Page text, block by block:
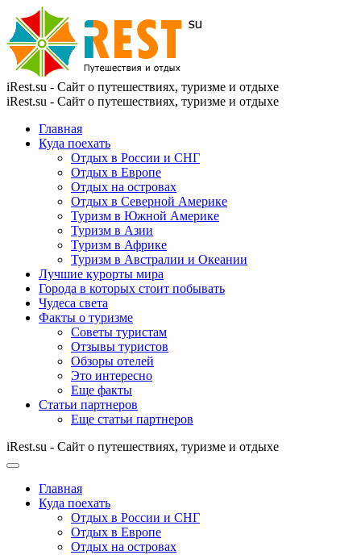
iRest.su - Сайт о путешествиях, туризме и отдыхе
iRest.su - Сайт о путешествиях, туризме и отдыхе
Главная
Куда поехать
Отдых в России и СНГ
Отдых в Европе
Отдых на островах
Отдых в Северной Америке
Туризм в Южной Америке
Туризм в Азии
Туризм в Африке
Туризм в Австралии и Океании
Лучшие курорты мира
Города в которых стоит побывать
Чудеса света
Факты о туризме
Советы туристам
Отзывы туристов
Обзоры отелей
Это интересно
Еще факты
Статьи партнеров
Еще статьи партнеров
iRest.su - Сайт о путешествиях, туризме и отдыхе
Главная
Куда поехать
Отдых в России и СНГ
Отдых в Европе
Отдых на островах